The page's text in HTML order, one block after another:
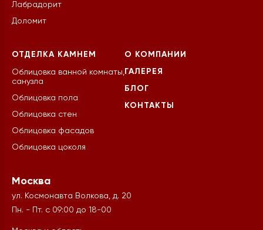
Лабрадорит
Доломит
ОТДЕЛКА КАМНЕМ
Облицовка ванной комнаты,
санузла
Облицовка пола
Облицовка стен
Облицовка фасадов
Облицовка цоколя
О КОМПАНИИ
ГАЛЕРЕЯ
БЛОГ
КОНТАКТЫ
Москва
ул. Космонавта Волкова, д. 20
Пн. - Пт. с 09:00 до 18-00